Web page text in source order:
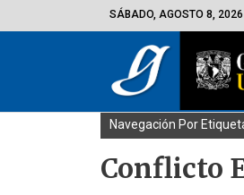
SÁBADO, AGOSTO 8, 2026
Navegación Por
Conflicto